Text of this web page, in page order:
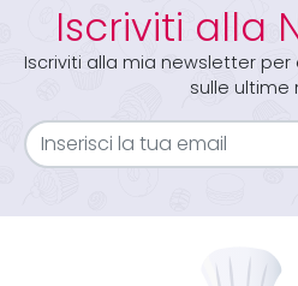
Iscriviti alla
Iscriviti alla mia newsletter
sulle ultime